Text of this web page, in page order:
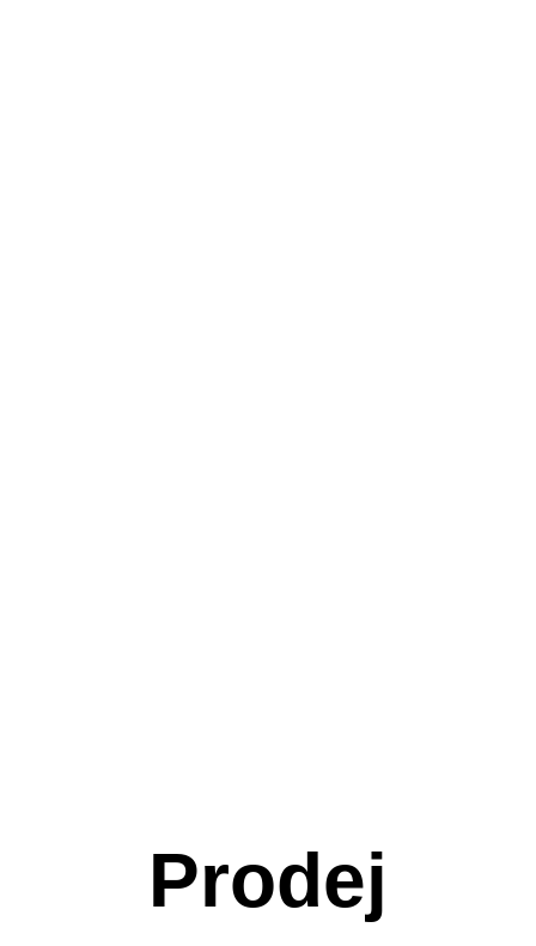
Prodej